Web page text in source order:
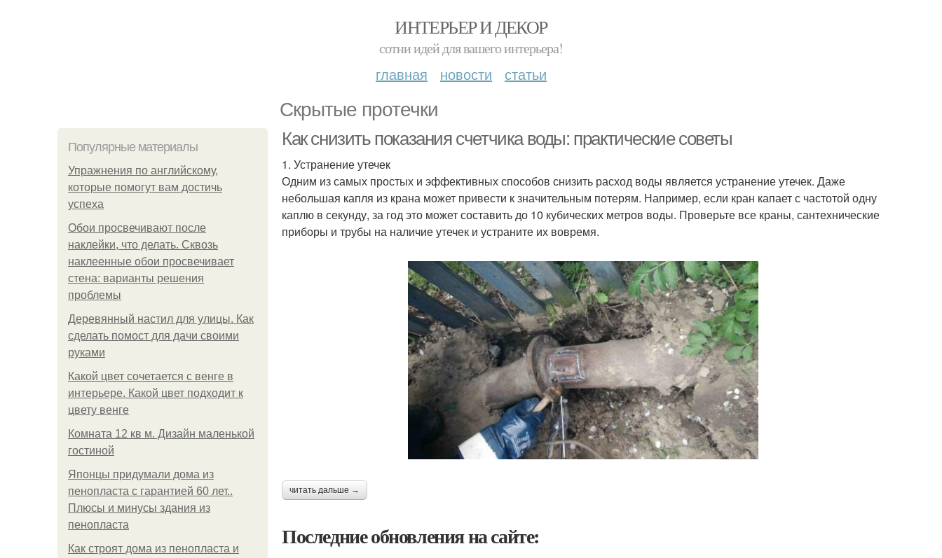
ИНТЕРЬЕР И ДЕКОР
сотни идей для вашего интерьера!
главная новости статьи
Скрытые протечки
Популярные материалы
Упражнения по английскому,
которые помогут вам достичь
успеха
Обои просвечивают после
наклейки, что делать. Сквозь
наклеенные обои просвечивает
стена: варианты решения
проблемы
Деревянный настил для улицы. Как
сделать помост для дачи своими
руками
Какой цвет сочетается с венге в
интерьере. Какой цвет подходит к
цвету венге
Комната 12 кв м. Дизайн маленькой
гостиной
Японцы придумали дома из
пенопласта с гарантией 60 лет..
Плюсы и минусы здания из
пенопласта
Как строят дома из пенопласта и
Как снизить показания счетчика воды: практические советы
1. Устранение утечек
Одним из самых простых и эффективных способов снизить расход воды является устранение утечек. Даже
небольшая капля из крана может привести к значительным потерям. Например, если кран капает с частотой одну
каплю в секунду, за год это может составить до 10 кубических метров воды. Проверьте все краны, сантехнические
приборы и трубы на наличие утечек и устраните их вовремя.
читать дальше →
Последние обновления на сайте: